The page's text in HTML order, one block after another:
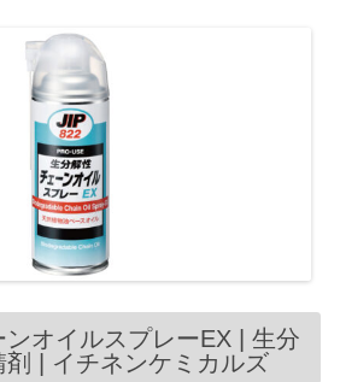
オイルスプレーEX | 生分
| イチネンケミカルズ